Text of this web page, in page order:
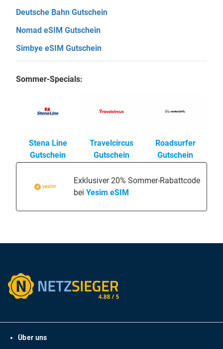
Deutsche Bahn Gutschein
Nomad eSIM Gutschein
Simbye eSIM Gutschein
Sommer-Specials:
Stena Line
Gutschein
Travelcircus
Gutschein
Roadsurfer
Gutschein
Exklusiver 20% Sommer-Rabattcode
bei Yesim eSIM
Über uns